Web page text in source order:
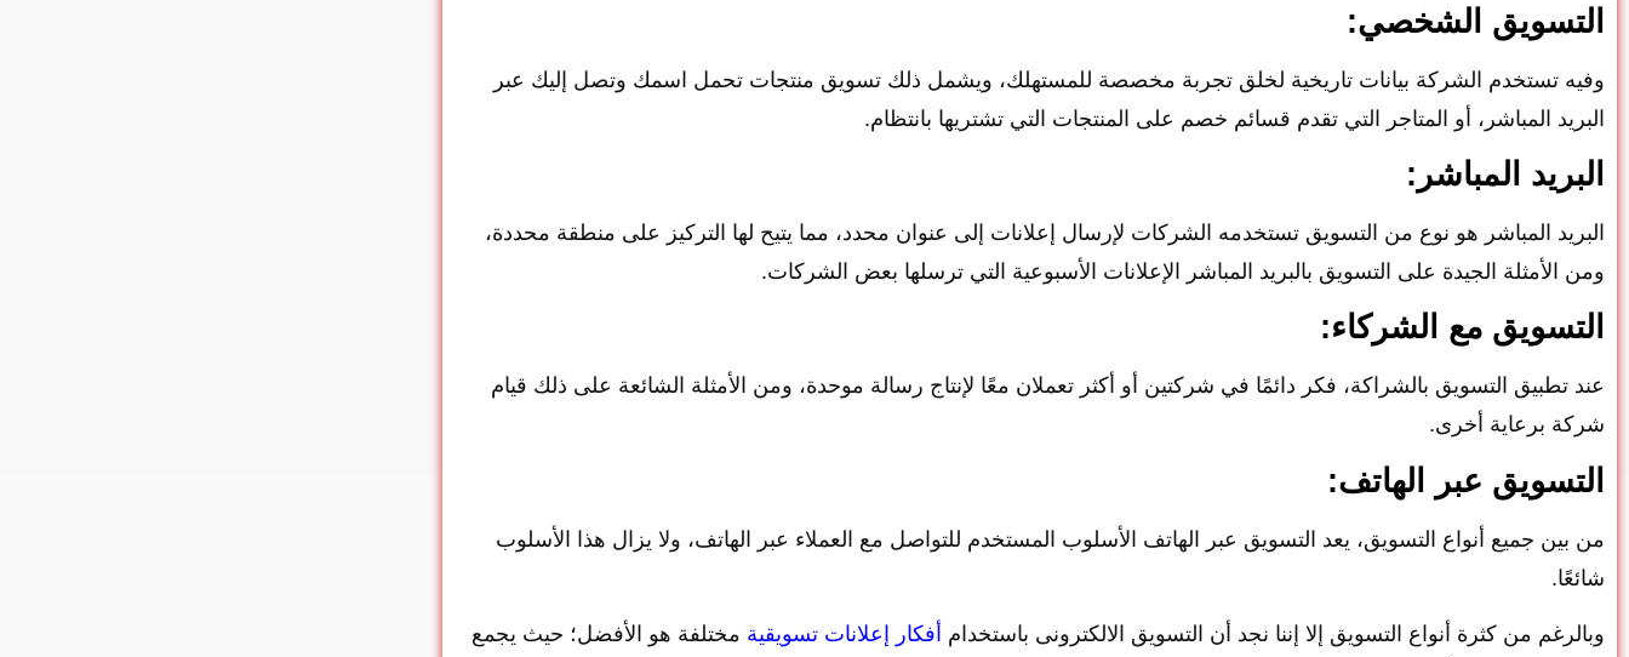
التسويق الشخصي:
وفيه تستخدم الشركة بيانات تاريخية لخلق تجربة مخصصة للمستهلك، ويشمل ذلك تسويق منتجات تحمل اسمك وتصل إليك عبر
البريد المباشر، أو المتاجر التي تقدم قسائم خصم على المنتجات التي تشتريها بانتظام.
البريد المباشر:
البريد المباشر هو نوع من التسويق تستخدمه الشركات لإرسال إعلانات إلى عنوان محدد، مما يتيح لها التركيز على منطقة محددة،
ومن الأمثلة الجيدة على التسويق بالبريد المباشر الإعلانات الأسبوعية التي ترسلها بعض الشركات.
التسويق مع الشركاء:
عند تطبيق التسويق بالشراكة، فكر دائمًا في شركتين أو أكثر تعملان معًا لإنتاج رسالة موحدة، ومن الأمثلة الشائعة على ذلك قيام
شركة برعاية أخرى.
التسويق عبر الهاتف:
من بين جميع أنواع التسويق، يعد التسويق عبر الهاتف الأسلوب المستخدم للتواصل مع العملاء عبر الهاتف، ولا يزال هذا الأسلوب
شائعًا.
وبالرغم من كثرة أنواع التسويق إلا إننا نجد أن التسويق الالكترونى باستخدام أفكار إعلانات تسويقية مختلفة هو الأفضل؛ حيث يجمع